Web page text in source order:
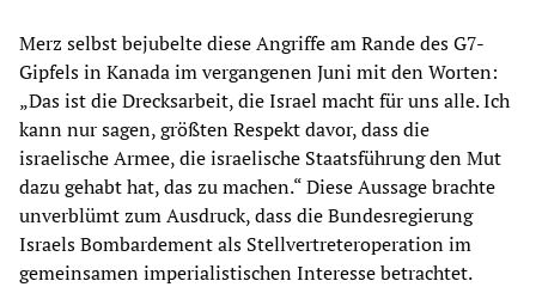
Merz selbst bejubelte diese Angriffe am Rande des G7-
Gipfels in Kanada im vergangenen Juni mit den Worten:
„Das ist die Drecksarbeit, die Israel macht für uns alle. Ich
kann nur sagen, größten Respekt davor, dass die
israelische Armee, die israelische Staatsführung den Mut
dazu gehabt hat, das zu machen.“ Diese Aussage brachte
unverblümt zum Ausdruck, dass die Bundesregierung
Israels Bombardement als Stellvertreteroperation im
gemeinsamen imperialistischen Interesse betrachtet.